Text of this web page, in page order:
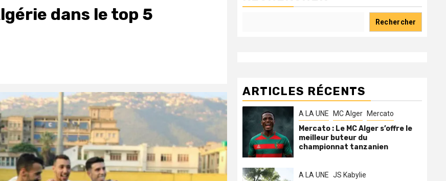
dans le top 5
Rechercher
ARTICLES RÉCENTS
A LA UNE MC Alger Mercato
Mercato : Le MC Alger s’offre le
meilleur buteur du
championnat tanzanien
A LA UNE JS Kabylie